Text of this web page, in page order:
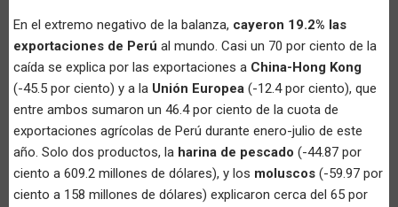
En el extremo negativo de la balanza, cayeron 19.2% las
exportaciones de Perú al mundo. Casi un 70 por ciento de la
caída se explica por las exportaciones a China-Hong Kong
(-45.5 por ciento) y a la Unión Europea (-12.4 por ciento), que
entre ambos sumaron un 46.4 por ciento de la cuota de
exportaciones agrícolas de Perú durante enero-julio de este
año. Solo dos productos, la harina de pescado (-44.87 por
ciento a 609.2 millones de dólares), y los moluscos (-59.97 por
ciento a 158 millones de dólares) explicaron cerca del 65 por